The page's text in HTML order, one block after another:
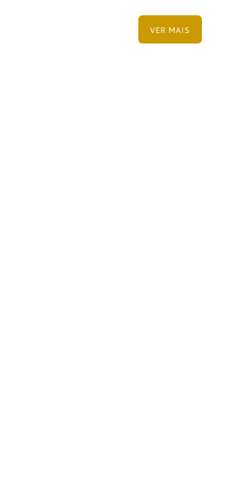
VER MAIS